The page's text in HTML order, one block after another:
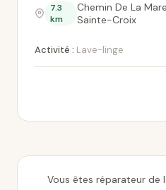
7.3
km
Chemin De La
Sainte-Croix
Activité : Lave-linge
Vous êtes réparateur de